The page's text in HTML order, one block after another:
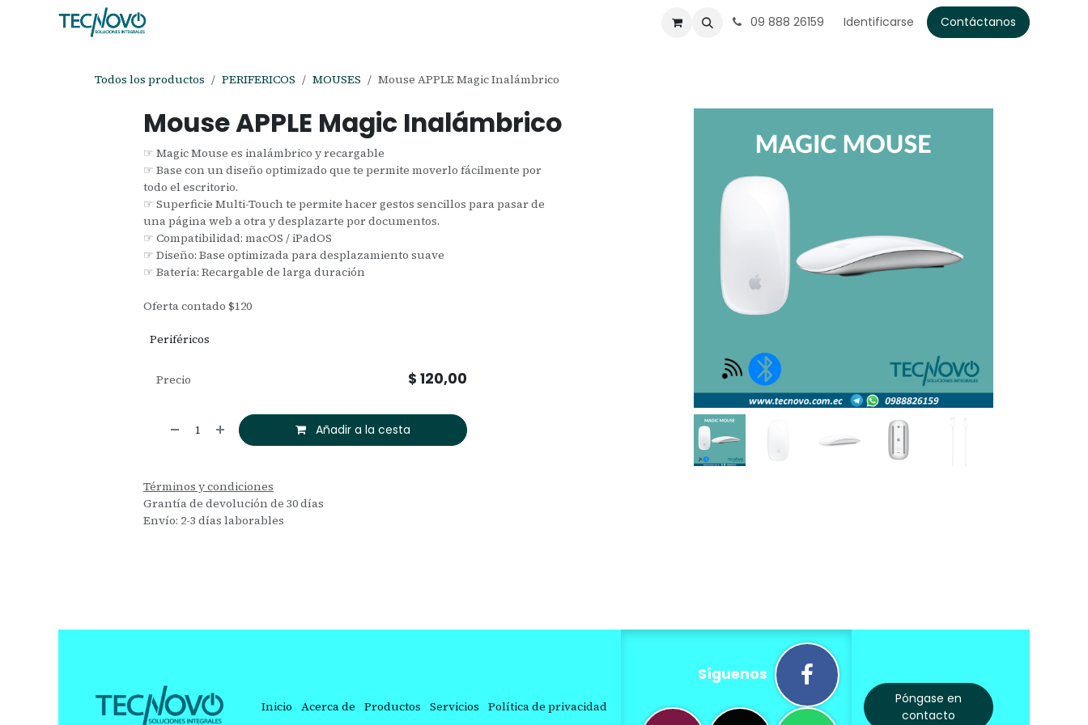
09 888 26159 Identificarse Contáctanos
Todos los productos PERIFERICOS MOUSES Mouse APPLE Magic Inalámbrico
Mouse APPLE Magic Inalámbrico
☞ Magic Mouse es inalámbrico y recargable
☞ Base con un diseño optimizado que te permite moverlo fácilmente por
todo el escritorio.
☞ Superficie Multi-Touch te permite hacer gestos sencillos para pasar de
una página web a otra y desplazarte por documentos.
☞ Compatibilidad: macOS / iPadOS
☞ Diseño: Base optimizada para desplazamiento suave
☞ Batería: Recargable de larga duración
Oferta contado $120
Periféricos
Añadir a la cesta
Precio $120,00
Términos y condiciones
Grantía de devolución de 30 días
Envío: 2-3 días laborables
Inicio Acerca de Productos Servicios Política de privacidad
Síguenos
Póngase en
contacto